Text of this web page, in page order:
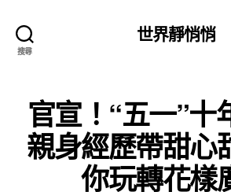
搜尋
世界靜悄悄
官宣！“五一”十
親身經歷帶甜心
你玩轉花樣